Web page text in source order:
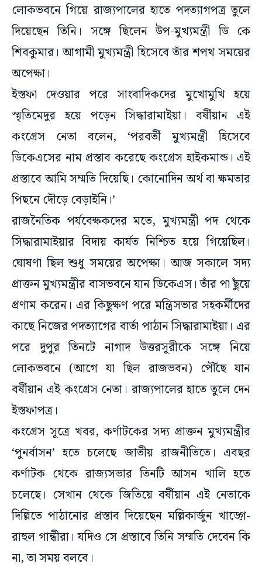
লোকভবনে গিয়ে রাজ্যপালের হাতে পদত্যাগপত্র তুলে
দিয়েছেন তিনি। সঙ্গে ছিলেন উপ-মুখ্যমন্ত্রী ডি কে
শিবকুমার। আগামী মুখ্যমন্ত্রী হিসেবে তাঁর শপথ সময়ের
অপেক্ষা।
ইস্তফা দেওয়ার পরে সাংবাদিকদের মুখোমুখি হয়ে
স্মৃতিমেদুর হয়ে পড়েন সিদ্ধারামাইয়া। বর্ষীয়ান এই
কংগ্রেস নেতা বলেন, ‘পরবর্তী মুখ্যমন্ত্রী হিসেবে
ডিকেএসের নাম প্রস্তাব করেছে কংগ্রেস হাইকমান্ড। এই
প্রস্তাবে আমি সম্মতি দিয়েছি। কোনোদিন অর্থ বা ক্ষমতার
পিছনে দৌড়ে বেড়াইনি।’
রাজনৈতিক পর্যবেক্ষকদের মতে, মুখ্যমন্ত্রী পদ থেকে
সিদ্ধারামাইয়ার বিদায় কার্যত নিশ্চিত হয়ে গিয়েছিল।
ঘোষণা ছিল শুধু সময়ের অপেক্ষা। আজ সকালে সদ্য
প্রাক্তন মুখ্যমন্ত্রীর বাসভবনে যান ডিকেএস। তাঁর পা ছুঁয়ে
প্রণাম করেন। এর কিছুক্ষণ পরে মন্ত্রিসভার সহকর্মীদের
কাছে নিজের পদত্যাগের বার্তা পাঠান সিদ্ধারামাইয়া। এর
পরে দুপুর তিনটে নাগাদ উত্তরসূরীকে সঙ্গে নিয়ে
লোকভবনে (আগে যা ছিল রাজভবন) পৌঁছে যান
বর্ষীয়ান এই কংগ্রেস নেতা। রাজ্যপালের হাতে তুলে দেন
ইস্তফাপত্র।
কংগ্রেস সূত্রে খবর, কর্ণাটকের সদ্য প্রাক্তন মুখ্যমন্ত্রীর
‘পুনর্বাসন’ হতে চলেছে জাতীয় রাজনীতিতে। এবছর
কর্ণাটক থেকে রাজ্যসভার তিনটি আসন খালি হতে
চলেছে। সেখান থেকে জিতিয়ে বর্ষীয়ান এই নেতাকে
দিল্লিতে পাঠানোর প্রস্তাব দিয়েছেন মল্লিকার্জুন খাড়্গে-
রাহুল গান্ধীরা। যদিও সে প্রস্তাবে তিনি সম্মতি দেবেন কি
না, তা সময় বলবে।